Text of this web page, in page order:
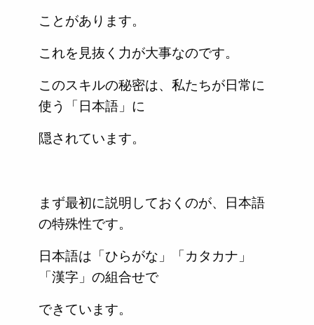
ことがあります。
これを見抜く力が大事なのです。
このスキルの秘密は、私たちが日常に
使う「日本語」に
隠されています。
まず最初に説明しておくのが、日本語
の特殊性です。
日本語は「ひらがな」「カタカナ」
「漢字」の組合せで
できています。